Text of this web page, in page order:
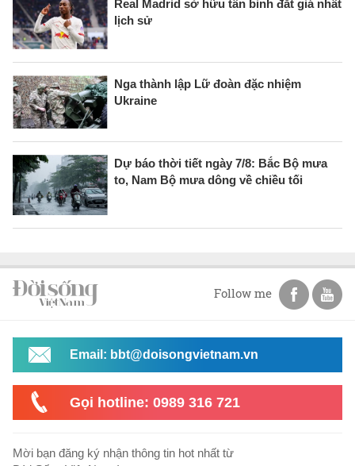
Real Madrid sở hữu tân binh đắt giá nhất
lịch sử
Nga thành lập Lữ đoàn đặc nhiệm
Ukraine
Dự báo thời tiết ngày 7/8: Bắc Bộ mưa
to, Nam Bộ mưa dông về chiều tối
Follow me
Email: bbt@doisongvietnam.vn
Gọi hotline: 0989 316 721
Mời bạn đăng ký nhận thông tin hot nhất từ